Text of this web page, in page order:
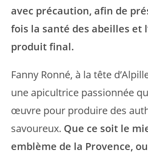
avec précaution, afin de
fois la santé des abeilles et
produit final.
Fanny Ronné, à la tête
une apicultrice passionnée
œuvre pour produire des
savoureux. Que ce soit le
emblème de la Provence,